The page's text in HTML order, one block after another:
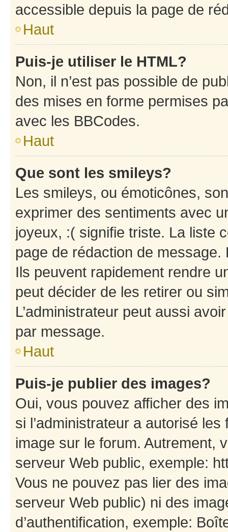
accessible depuis la page de
Haut
Puis-je utiliser le HTML?
Non, il n’est pas possible de
des mises en forme permises
avec les BBCodes.
Haut
Que sont les smileys?
Les smileys, ou émoticônes,
exprimer des sentiments avec
joyeux, :( signifie triste. La liste
page de rédaction de
Ils peuvent rapidement rendre
peut décider de les retirer ou
L’administrateur peut aussi
par message.
Haut
Puis-je publier des images?
Oui, vous pouvez afficher des
si l’administrateur a autorisé
image sur le forum. Autrement,
serveur Web public, exemple:
Vous ne pouvez pas lier des
serveur Web public) ni des
d’authentification, exemple: